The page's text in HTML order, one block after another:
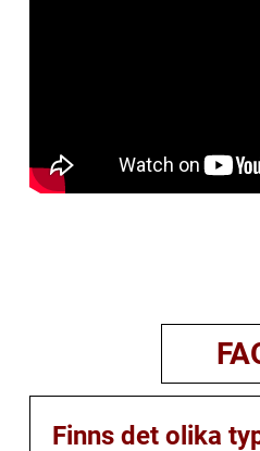
Finns det olika